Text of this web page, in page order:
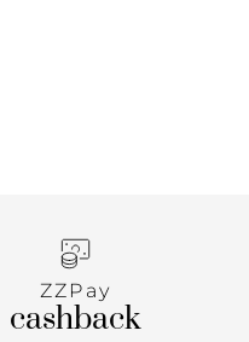
ZZPay
cashback